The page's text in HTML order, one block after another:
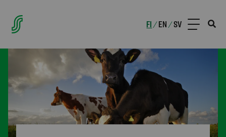
FI /EN /SV